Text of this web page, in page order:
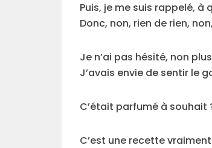
Puis, je me suis rappelé,
Donc, non, rien de rien,
Je n’ai pas hésité, non
J’avais envie de sentir le
C’était parfumé à souhait
C’est une recette